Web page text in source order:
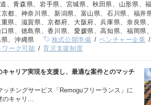
、青森県、岩手県、宮城県、秋田県、山形県、
都、神奈川県、新潟県、富山県、石川県、福井
県、滋賀県、京都府、大阪府、兵庫県、奈良県
県、徳島県、香川県、愛媛県、高知県、福岡県
、沖縄県
株式公開準備 ベンチャー企業
ワーク可能 育児支援制度
ャリア実現を支援し、最適な案件とのマッチ
チングサービス「Remoguフリーランス」に
のキャリ…